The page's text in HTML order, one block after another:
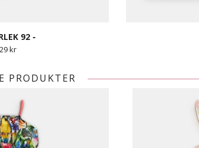
92 -
kr
PRODUKTER